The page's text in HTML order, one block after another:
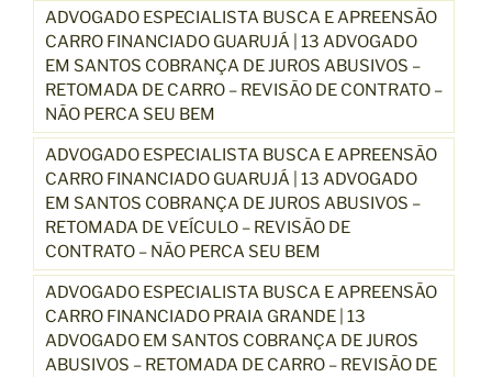
ADVOGADO ESPECIALISTA BUSCA E APREENSÃO
CARRO FINANCIADO GUARUJÁ | 13 ADVOGADO
EM SANTOS COBRANÇA DE JUROS ABUSIVOS –
RETOMADA DE CARRO – REVISÃO DE CONTRATO –
NÃO PERCA SEU BEM
ADVOGADO ESPECIALISTA BUSCA E APREENSÃO
CARRO FINANCIADO GUARUJÁ | 13 ADVOGADO
EM SANTOS COBRANÇA DE JUROS ABUSIVOS –
RETOMADA DE VEÍCULO – REVISÃO DE
CONTRATO – NÃO PERCA SEU BEM
ADVOGADO ESPECIALISTA BUSCA E APREENSÃO
CARRO FINANCIADO PRAIA GRANDE | 13
ADVOGADO EM SANTOS COBRANÇA DE JUROS
ABUSIVOS – RETOMADA DE CARRO – REVISÃO DE